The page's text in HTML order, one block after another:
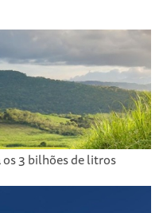
3 bilhões de litros